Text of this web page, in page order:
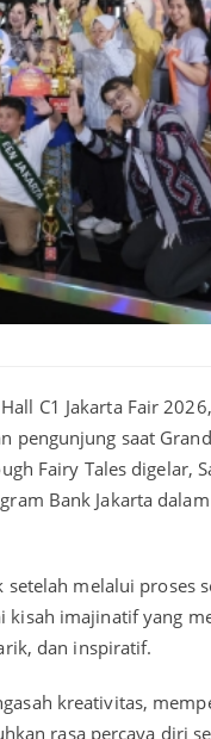
C1 Jakarta Fair
pengunjung saat
Fairy Tales digelar,
Bank Jakarta
melalui proses
kisah imajinatif yang
dan inspiratif.
kreativitas,
rasa percaya diri